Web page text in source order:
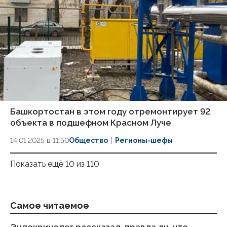
Башкортостан в этом году отремонтирует 92
объекта в подшефном Красном Луче
14.01.2025 в 11:50Общество Регионы-шефы
Показать ещё 10 из 110
Самое читаемое